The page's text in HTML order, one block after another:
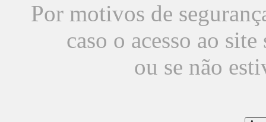
Por motivos de
caso o acesso ao
ou se não